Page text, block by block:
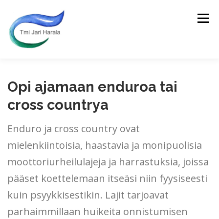
sisältöön
Valikko
ENDURO JA CROSS-COUNTRY AJOVALMENNUS
PALVELUT ENDUROSAFARIT JARI
OTA YHTEYTTÄ
Opi ajamaan enduroa tai
cross countrya
Enduro ja cross country ovat
mielenkiintoisia, haastavia ja monipuolisia
moottoriurheilulajeja ja harrastuksia, joissa
pääset koettelemaan itseäsi niin fyysiseesti
kuin psyykkisestikin. Lajit tarjoavat
parhaimmillaan huikeita onnistumisen